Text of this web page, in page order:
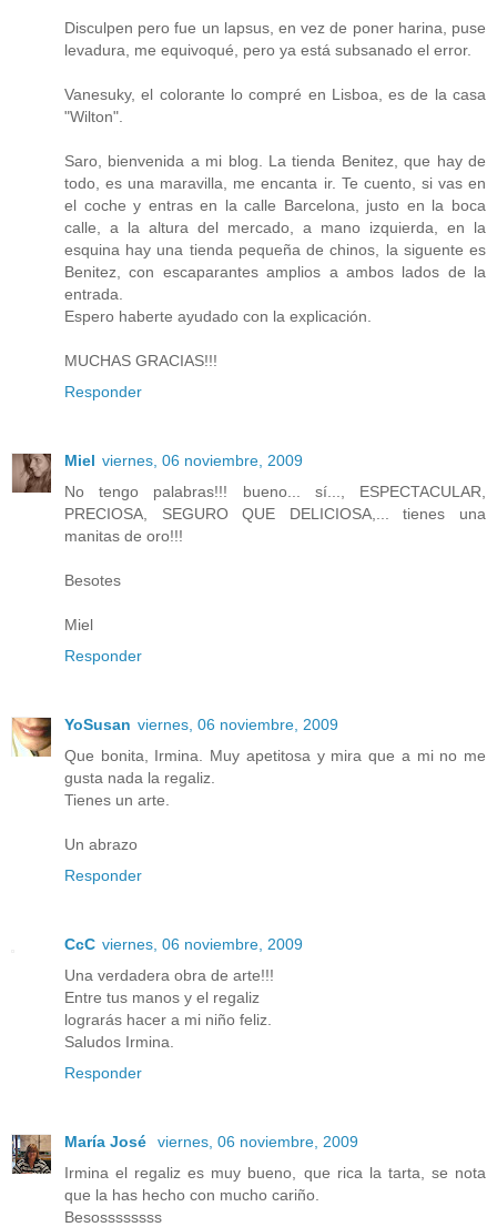
Disculpen pero fue un lapsus, en vez de poner harina, puse
levadura, me equivoqué, pero ya está subsanado el error.
Vanesuky, el colorante lo compré en Lisboa, es de la casa
"Wilton".
Saro, bienvenida a mi blog. La tienda Benitez, que hay de
todo, es una maravilla, me encanta ir. Te cuento, si vas en
el coche y entras en la calle Barcelona, justo en la boca
calle, a la altura del mercado, a mano izquierda, en la
esquina hay una tienda pequeña de chinos, la siguente es
Benitez, con escaparantes amplios a ambos lados de la
entrada.
Espero haberte ayudado con la explicación.
MUCHAS GRACIAS!!!
Responder
Miel viernes, 06 noviembre, 2009
No tengo palabras!!! bueno... sí..., ESPECTACULAR,
PRECIOSA, SEGURO QUE DELICIOSA,... tienes una
manitas de oro!!!
Besotes
Miel
Responder
YoSusan viernes, 06 noviembre, 2009
Que bonita, Irmina. Muy apetitosa y mira que a mi no me
gusta nada la regaliz.
Tienes un arte.
Un abrazo
Responder
CcC viernes, 06 noviembre, 2009
Una verdadera obra de arte!!!
Entre tus manos y el regaliz
lograrás hacer a mi niño feliz.
Saludos Irmina.
Responder
María José
viernes, 06 noviembre, 2009
Irmina el regaliz es muy bueno, que rica la tarta, se nota
que la has hecho con mucho cariño.
Besossssssss